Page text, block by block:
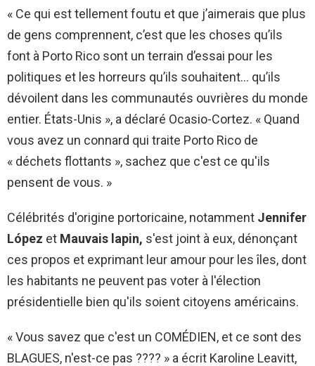
« Ce qui est tellement foutu et que j’aimerais que plus
de gens comprennent, c’est que les choses qu’ils
font à Porto Rico sont un terrain d’essai pour les
politiques et les horreurs qu’ils souhaitent… qu’ils
dévoilent dans les communautés ouvrières du monde
entier. États-Unis », a déclaré Ocasio-Cortez. « Quand
vous avez un connard qui traite Porto Rico de
« déchets flottants », sachez que c'est ce qu'ils
pensent de vous. »
Célébrités d'origine portoricaine, notamment Jennifer
López et Mauvais lapin, s'est joint à eux, dénonçant
ces propos et exprimant leur amour pour les îles, dont
les habitants ne peuvent pas voter à l'élection
présidentielle bien qu'ils soient citoyens américains.
« Vous savez que c'est un COMÉDIEN, et ce sont des
BLAGUES, n'est-ce pas ???? » a écrit Karoline Leavitt,